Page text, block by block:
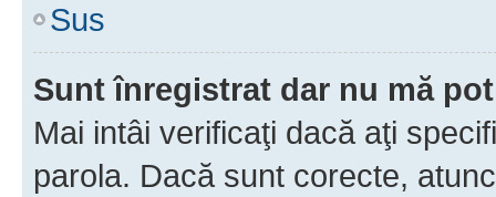
Sus
Sunt înregistrat dar nu mă
Mai intâi verificaţi dacă aţi
parola. Dacă sunt corecte,